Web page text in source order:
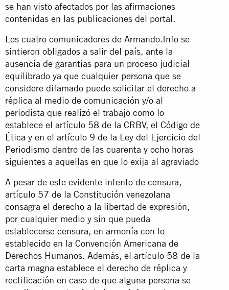
se han visto afectados por las afirmaciones
contenidas en las publicaciones del portal.
Los cuatro comunicadores de Armando.Info se
sintieron obligados a salir del país, ante la
ausencia de garantías para un proceso judicial
equilibrado ya que cualquier persona que se
considere difamado puede solicitar el derecho a
réplica al medio de comunicación y/o al
periodista que realizó el trabajo como lo
establece el artículo 58 de la CRBV, el Código de
Ética y en el artículo 9 de la Ley del Ejercicio del
Periodismo dentro de las cuarenta y ocho horas
siguientes a aquellas en que lo exija al agraviado
A pesar de este evidente intento de censura,
artículo 57 de la Constitución venezolana
consagra el derecho a la libertad de expresión,
por cualquier medio y sin que pueda
establecerse censura, en armonía con lo
establecido en la Convención Americana de
Derechos Humanos. Además, el artículo 58 de la
carta magna establece el derecho de réplica y
rectificación en caso de que alguna persona se